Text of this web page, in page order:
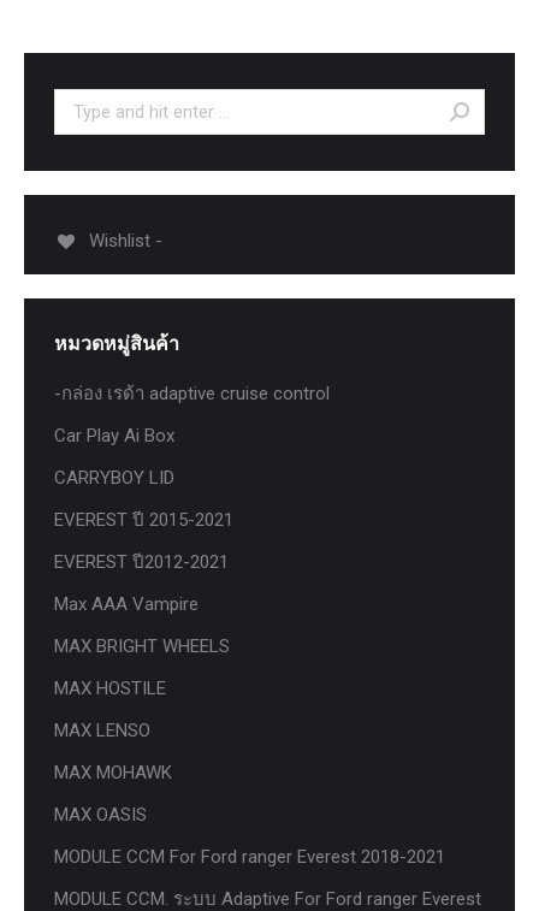
Search:
Wishlist -
หมวดหมู่สินค้า
-กล่อง เรด้า adaptive cruise control
Car Play Ai Box
CARRYBOY LID
EVEREST ปี 2015-2021
EVEREST ปี2012-2021
Max AAA Vampire
MAX BRIGHT WHEELS
MAX HOSTILE
MAX LENSO
MAX MOHAWK
MAX OASIS
MODULE CCM For Ford ranger Everest 2018-2021
MODULE CCM. ระบบ Adaptive For Ford ranger Everest